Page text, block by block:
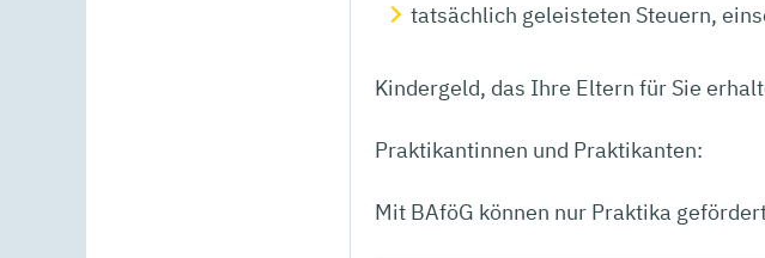
tatsächlich geleisteten Steuern,
Kindergeld, das Ihre Eltern für Sie
Praktikantinnen und Praktikanten:
Mit BAföG können nur Praktika